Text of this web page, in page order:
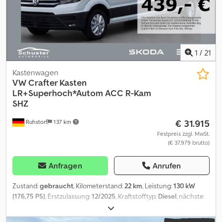
1 / 21
Ruhstorf 137 km
Kastenwagen
VWCrafter Kasten
LR+Superhoch*Autom ACC R-Kam
SHZ
€ 31.915
Festpreis zzgl. MwSt.
(€ 37.979 brutto)
Anfragen Anrufen
Zustand:gebraucht, Kilometerstand:22 km, Leistung:130 kW
(176,75 PS), Erstzulassung:12/2025, Kraftstofftyp: Diesel, nächste
, Kraftstoff:Diesel
Emissionsklasse:Euro 6d, Baujahr:2025, Ausstattung:ABS, Airbag,